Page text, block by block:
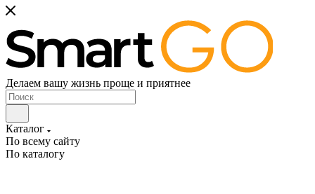
Делаем вашу жизнь проще и приятнее
Каталог
По всему сайту
По каталогу